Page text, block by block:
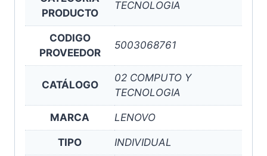
PRODUCTO
TECNOLOGIA
CODIGO
PROVEEDOR
5003068761
CATÁLOGO
02 COMPUTO Y
TECNOLOGIA
MARCA LENOVO
TIPO INDIVIDUAL